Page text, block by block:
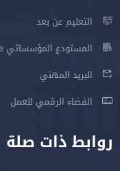
التعليم عن بعد
المستودع المؤسساتي DSpace
البريد المهني
الفضاء الرقمي للعمل
روابط ذات صلة